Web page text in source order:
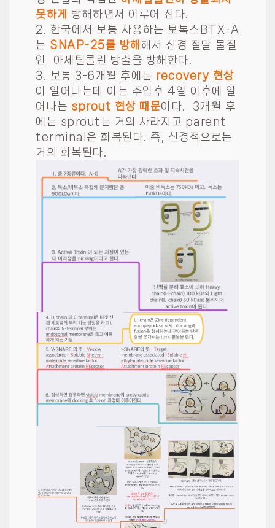
못하게
방해하면서 이루어 진다.
2. 한국에서 보통 사용하는 보톡스BTX-A
는 SNAP-25를 방해 해서 신경 절달 물질
인 아세틸콜린 방출을 방해한다.
3. 보통 3-6개월 후에는 recovery 현상
이 일어나는데 이는 주입후 4일 이후에 일
어나는 sprout 현상 때문이다. 3개월 후
에는 sprout는 거의 사라지고 parent
terminal은 회복된다. 즉, 신경적으로는
거의 회복된다.